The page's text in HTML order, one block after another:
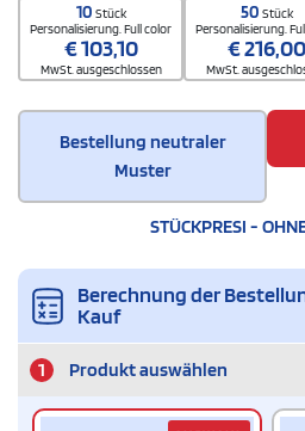
10 Stück
Personalisierung. Full color
€103,10
MwSt. ausgeschlossen
50 Stück
Personalisierung.
€216,00
MwSt.
Bestellung neutraler
Muster
STÜCKPRESI -
Berechnung der
Kauf
1 Produkt auswählen